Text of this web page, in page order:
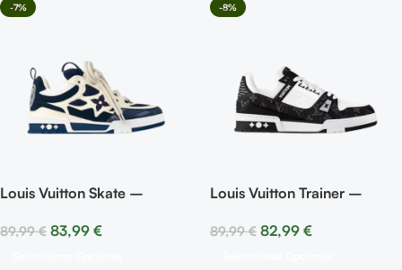
-7%
Louis Vuitton Skate –
89,99€ 83,99 €
-8%
Louis Vuitton Trainer –
89,99€ 82,99 €